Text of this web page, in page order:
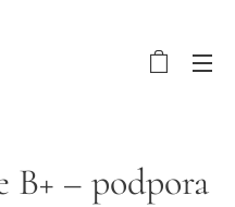
B+ – podpora